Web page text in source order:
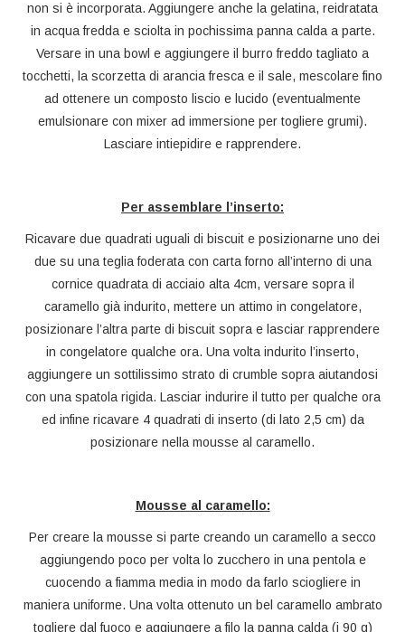
non si è incorporata. Aggiungere anche la gelatina, reidratata
in acqua fredda e sciolta in pochissima panna calda a parte.
Versare in una bowl e aggiungere il burro freddo tagliato a
tocchetti, la scorzetta di arancia fresca e il sale, mescolare fino
ad ottenere un composto liscio e lucido (eventualmente
emulsionare con mixer ad immersione per togliere grumi).
Lasciare intiepidire e rapprendere.
Per assemblare l’inserto:
Ricavare due quadrati uguali di biscuit e posizionarne uno dei
due su una teglia foderata con carta forno all’interno di una
cornice quadrata di acciaio alta 4cm, versare sopra il
caramello già indurito, mettere un attimo in congelatore,
posizionare l’altra parte di biscuit sopra e lasciar rapprendere
in congelatore qualche ora. Una volta indurito l’inserto,
aggiungere un sottilissimo strato di crumble sopra aiutandosi
con una spatola rigida. Lasciar indurire il tutto per qualche ora
ed infine ricavare 4 quadrati di inserto (di lato 2,5 cm) da
posizionare nella mousse al caramello.
Mousse al caramello:
Per creare la mousse si parte creando un caramello a secco
aggiungendo poco per volta lo zucchero in una pentola e
cuocendo a fiamma media in modo da farlo sciogliere in
maniera uniforme. Una volta ottenuto un bel caramello ambrato
togliere dal fuoco e aggiungere a filo la panna calda (i 90 g)